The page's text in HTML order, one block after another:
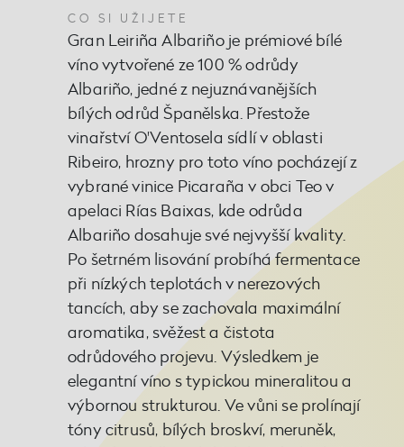
CO SI UŽIJETE
Gran Leiriña Albariño je prémiové bílé
víno vytvořené ze 100 % odrůdy
Albariño, jedné z nejuznávanějších
bílých odrůd Španělska. Přestože
vinařství O'Ventosela sídlí v oblasti
Ribeiro, hrozny pro toto víno pocházejí z
vybrané vinice Picaraña v obci Teo v
apelaci Rías Baixas, kde odrůda
Albariño dosahuje své nejvyšší kvality.
Po šetrném lisování probíhá fermentace
při nízkých teplotách v nerezových
tancích, aby se zachovala maximální
aromatika, svěžest a čistota
odrůdového projevu. Výsledkem je
elegantní víno s typickou mineralitou a
výbornou strukturou. Ve vůni se prolínají
tóny citrusů, bílých broskví, meruněk,